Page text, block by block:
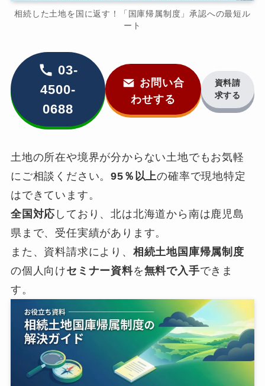
相続した土地を国に返す！「国庫帰属制度」承認への最短ル
ート
03-
4500-
0688
お問い合
わせする
資料請
求する
土地の所在や境界が分からない土地でもお気軽
にご相談ください。95％以上の確率で現地特定
はできています。
全国対応 しており、北は北海道から南は鹿児島
県まで、受任実績があります。
また、資料請求により、 相続土地国庫帰属制度
の個人向けセミナー資料を無料で入手できま
す。